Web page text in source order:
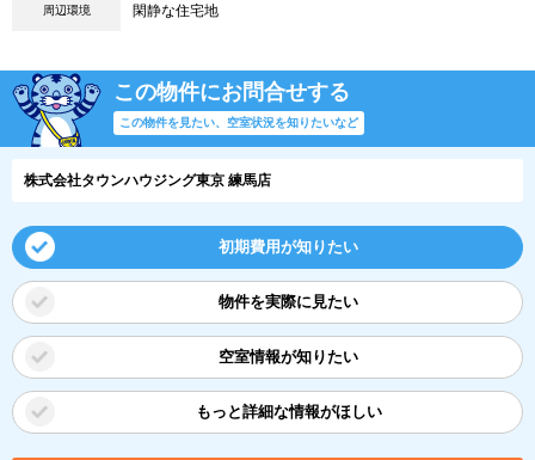
周辺環境 閑静な住宅地
この物件にお問合せする
この物件を見たい、空室状況を知りたいなど
株式会社タウンハウジング東京 練馬店
初期費用が知りたい
物件を実際に見たい
空室情報が知りたい
もっと詳細な情報がほしい